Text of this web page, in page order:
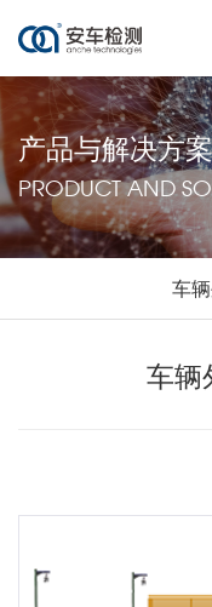
产品与解决方案
PRODUCT AND
车
车辆